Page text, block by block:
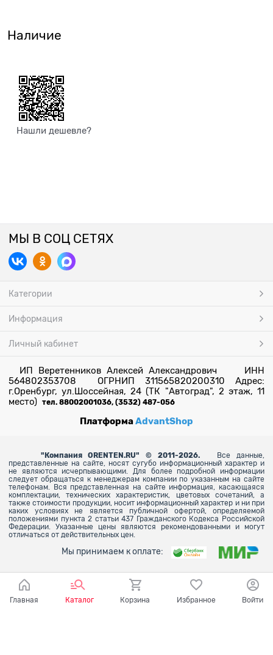
Наличие
Нашли дешевле?
МЫ В СОЦ СЕТЯХ
Категории
Информация
Личный кабинет
ИП Веретенников Алексей Александрович ИНН
564802353708 ОГРНИП 311565820200310 Адрес:
г.Оренбург, ул.Шоссейная, 24 (ТК "Автоград", 2 этаж, 11
место) тел. 88002001036, (3532) 487-056
ПлатформаAdvantShop
" Компания ORENTEN.RU" © 2011-2026.
Все данные,
представленные на сайте, носят сугубо информационный характер и
не являются исчерпывающими. Для более подробной информации
следует обращаться к менеджерам компании по указанным на сайте
телефонам. Вся представленная на сайте информация, касающаяся
комплектации, технических характеристик, цветовых сочетаний, а
также стоимости продукции, носит информационный характер и ни при
каких условиях не является публичной офертой, определяемой
положениями пункта 2 статьи 437 Гражданского Кодекса Российской
Федерации. Указанные цены являются рекомендованными и могут
отличаться от действительных цен.
Мы принимаем к оплате:
Главная Каталог Корзина Избранное Войти